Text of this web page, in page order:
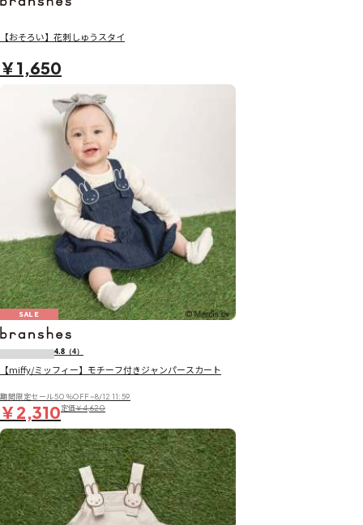
【おそろい】花刺しゅうスタイ
￥1,650
SALE
4.8 （4）
【miffy/ミッフィー】モチーフ付きジャンパースカート
期間限定セール50％OFF~8/12 11:59
￥2,310定価￥4,620